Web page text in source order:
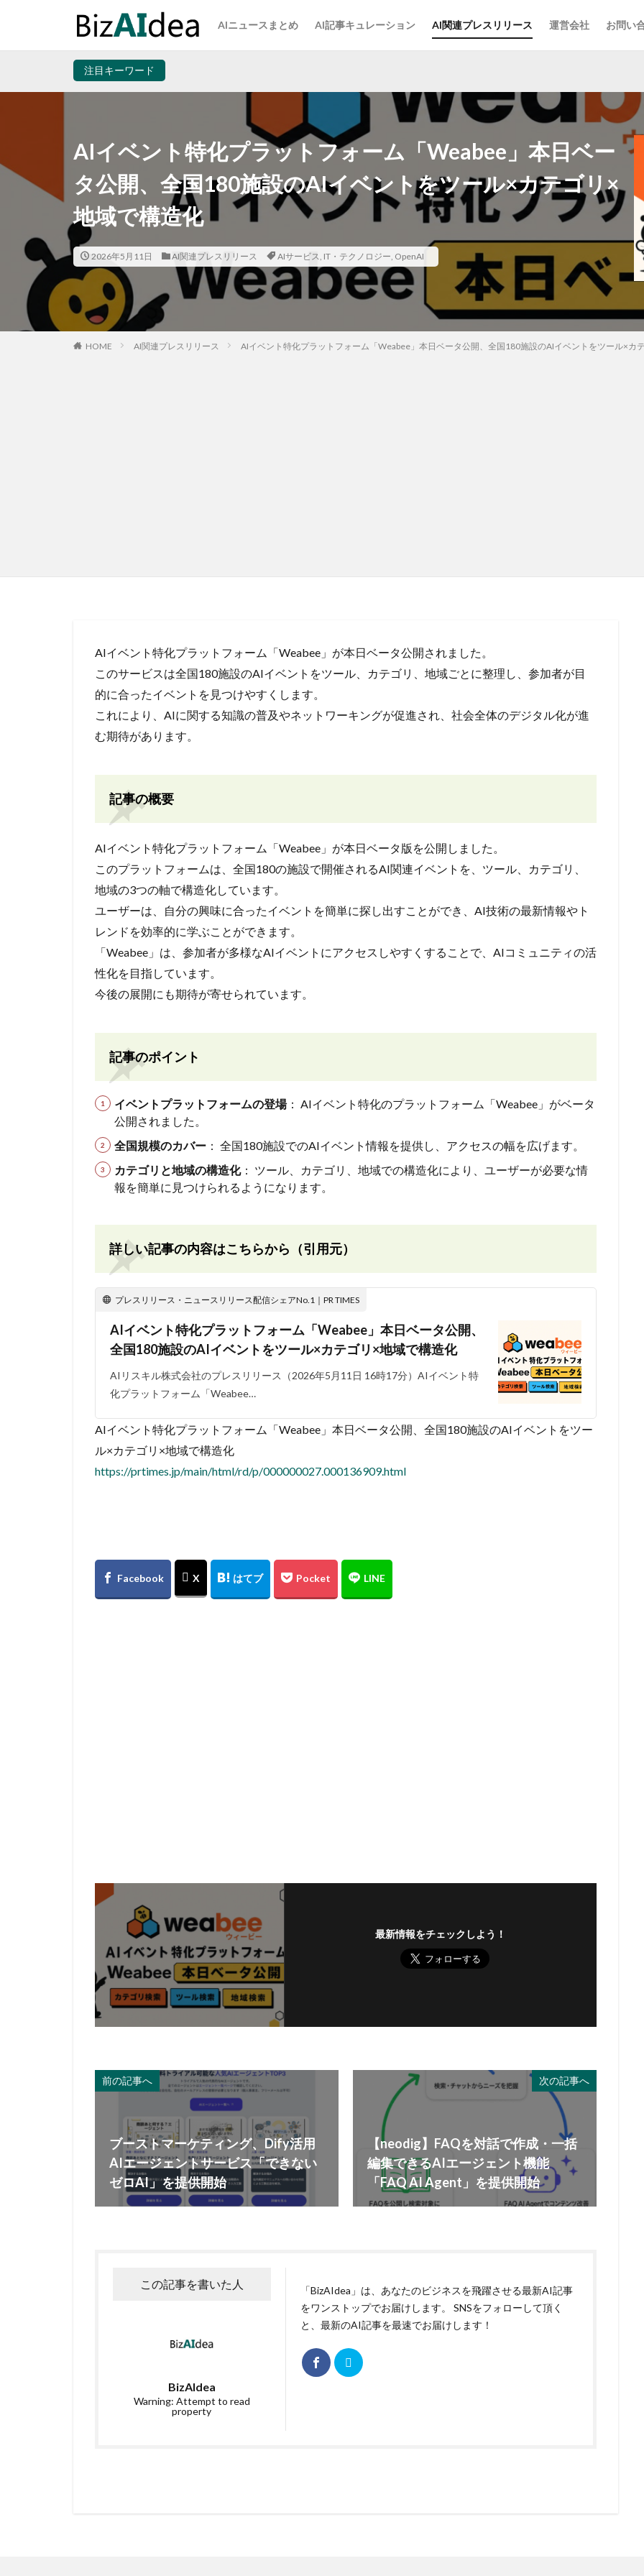
AIニュースまとめ AI記事キュレーション AI関連プレスリリース 運営会社 お問い
注目キーワード
AIイベント特化プラットフォーム「Weabee」本日ベー
タ公開、全国180施設のAIイベントをツール×カテゴリ×
地域で構造化
2026年5月11日 AI関連プレスリリース AIサービス, IT・テクノロジー, OpenAI
HOME AI関連プレスリリース AIイベント特化プラットフォーム「Weabee」本日ベータ公開、全国180施設のAIイベントをツール×カ
AIイベント特化プラットフォーム「Weabee」が本日ベータ公開されました。
このサービスは全国180施設のAIイベントをツール、カテゴリ、地域ごとに整理し、参加者が目
的に合ったイベントを見つけやすくします。
これにより、AIに関する知識の普及やネットワーキングが促進され、社会全体のデジタル化が進
む期待があります。
記事の概要
AIイベント特化プラットフォーム「Weabee」が本日ベータ版を公開しました。
このプラットフォームは、全国180の施設で開催されるAI関連イベントを、ツール、カテゴリ、
地域の3つの軸で構造化しています。
ユーザーは、自分の興味に合ったイベントを簡単に探し出すことができ、AI技術の最新情報やト
レンドを効率的に学ぶことができます。
「Weabee」は、参加者が多様なAIイベントにアクセスしやすくすることで、AIコミュニティの活
性化を目指しています。
今後の展開にも期待が寄せられています。
記事のポイント
イベントプラットフォームの登場： AIイベント特化のプラットフォーム「Weabee」がベータ
公開されました。
全国規模のカバー ： 全国180施設でのAIイベント情報を提供し、アクセスの幅を広げます。
カテゴリと地域の構造化： ツール、カテゴリ、地域での構造化により、ユーザーが必要な情
報を簡単に見つけられるようになります。
詳しい記事の内容はこちらから（引用元）
プレスリリース・ニュースリリース配信シェアNo.1｜PR TIMES
AIイベント特化プラットフォーム「Weabee」本日ベータ公開、
全国180施設のAIイベントをツール×カテゴリ×地域で構造化
AIリスキル株式会社のプレスリリース（2026年5月11日 16時17分）AIイベント特
化プラットフォーム「Weabee…
AIイベント特化プラットフォーム「Weabee」本日ベータ公開、全国180施設のAIイベントをツー
ル×カテゴリ×地域で構造化
https://prtimes.jp/main/html/rd/p/000000027.000136909.html
最新情報をチェックしよう！
前の記事へ
ブーストマーケティング、Dify活用
AIエージェントサービス「できない
ゼロAI」を提供開始
次の記事へ
【neodig】FAQを対話で作成・一括
編集できるAIエージェント機能
「FAQ AI Agent」を提供開始
この記事を書いた人
BizAIdea
Warning: Attempt to read
property
「BizAIdea」は、あなたのビジネスを飛躍させる最新AI記事
をワンストップでお届けします。 SNSをフォローして頂く
と、最新のAI記事を最速でお届けします！